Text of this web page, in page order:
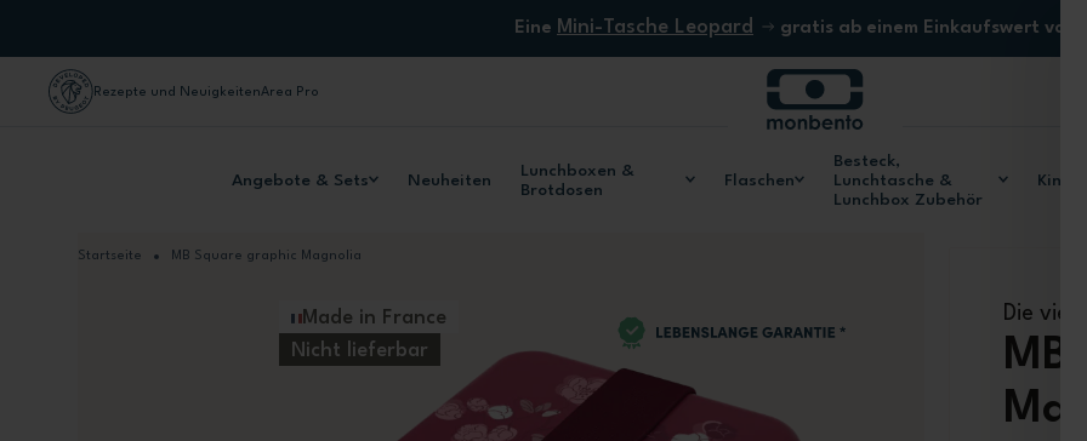
Eine Mini-Tasche Leopard gratis ab einem Einkaufswert von
Rezepte und NeuigkeitenArea Pro
Angebote & Sets Neuheiten
Lunchboxen &
Brotdosen
Flaschen
Besteck,
Lunchtasche &
Lunchbox Zubehör
Die
MB
Startseite MB Square graphic Magnolia
Made in France
Nicht lieferbar